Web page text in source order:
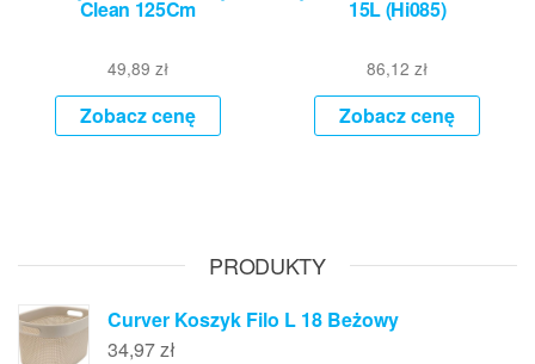
Clean 125Cm
49,89 zł
Zobacz cenę
15L (Hi085)
86,12zł
Zobacz cenę
PRODUKTY
Curver Koszyk Filo L 18 Beżowy
34,97zł